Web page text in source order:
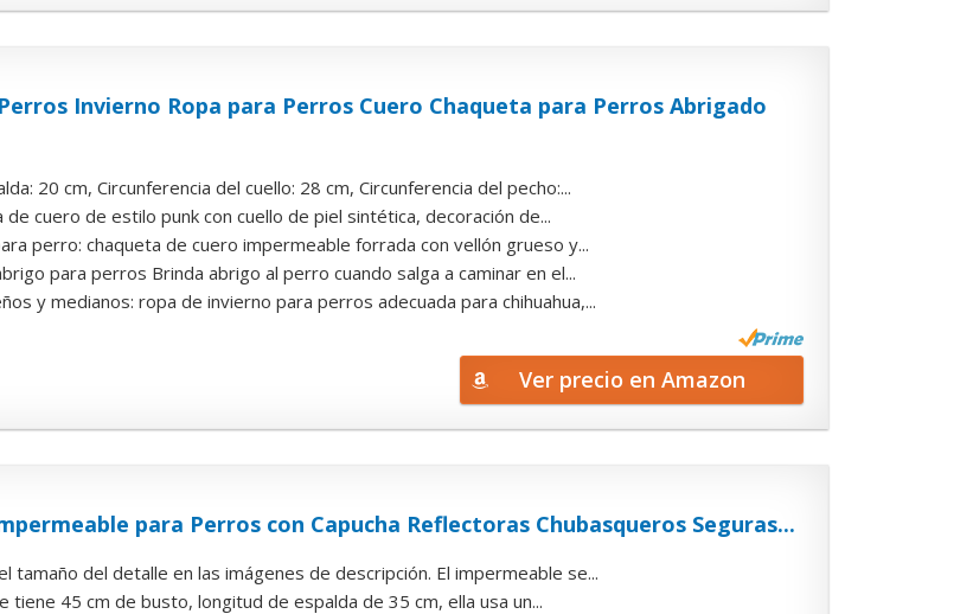
Invierno Ropa para Perros Cuero Chaqueta para Perros Abrigado
20 cm, Circunferencia del cuello: 28 cm, Circunferencia del pecho:...
cuero de estilo punk con cuello de piel sintética, decoración de...
perro: chaqueta de cuero impermeable forrada con vellón grueso y...
para perros Brinda abrigo al perro cuando salga a caminar en el...
y medianos: ropa de invierno para perros adecuada para chihuahua,...
Ver precio en Amazon
para Perros con Capucha Reflectoras Chubasqueros Seguras...
tamaño del detalle en las imágenes de descripción. El impermeable se...
tiene 45 cm de busto, longitud de espalda de 35 cm, ella usa un...